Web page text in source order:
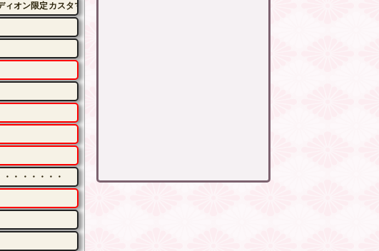
オン限定カスタマイズキャンペーン開催】
・・・・・・